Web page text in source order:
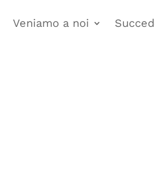
Veniamo a noi